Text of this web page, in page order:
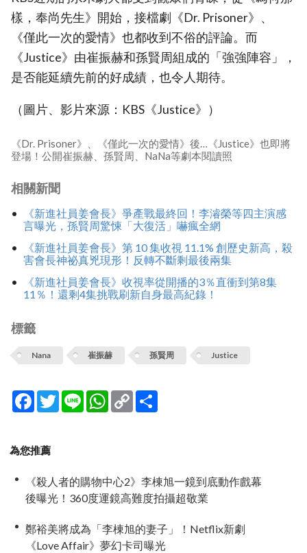
樣，奉尚先生》開始，接檔劇《Dr. Prisoner》、
《僅此一次的愛情》也都收到不俗的評論。而
《Justice》由崔振赫和孫賢周組成的「強強陣容」，
是否能延續先前的好成績，也令人期待。
（圖片、影片來源：KBS《Justice》）
《Dr. Prisoner》、《僅此一次的愛情》後…《Justice》也即將
登場！公開崔振赫、孫賢周、NaNa等劇本閱讀照
相關新聞
《新進社員姜會長》爭產戰最終回！李濬榮等四主演感
言曝光，孫賢周驚悚「大復活」嚇瘋全網
《新進社員姜會長》第 10 集收視 11.1% 創歷史新高，殺
害會長神祕真兇現形！反轉不斷剩最後兩集
《新進社員姜會長》收視率從開播的3％直衝到第8集
11％！還剩4集挑戰刷新自身最高紀錄！
標籤
Nana 崔振赫 孫賢周 Justice
Facebook
TwitterLine WhatsApp
Copy
Link
為您推薦
《殺人者的購物中心2》李棟旭一鏡到底動作戲幕
後曝光！360度運鏡高難度拍攝超敬業
鄭裕美將成為「李棟旭的妻子」！Netflix新劇
《Love Affair》夢幻卡司曝光